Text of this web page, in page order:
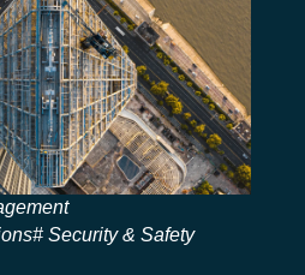
Security & Safety